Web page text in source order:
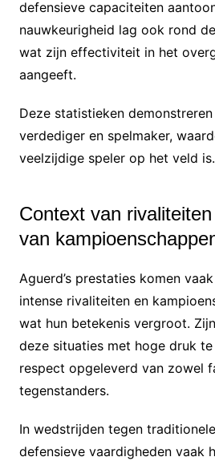
defensieve capaciteiten
nauwkeurigheid lag ook rond
wat zijn effectiviteit in het
aangeeft.
Deze statistieken
verdediger en spelmaker,
veelzijdige speler op het veld is.
Context van
van
Aguerd’s prestaties komen
intense rivaliteiten en
wat hun betekenis vergroot.
deze situaties met hoge druk
respect opgeleverd van zowel
tegenstanders.
In wedstrijden tegen
defensieve vaardigheden vaak